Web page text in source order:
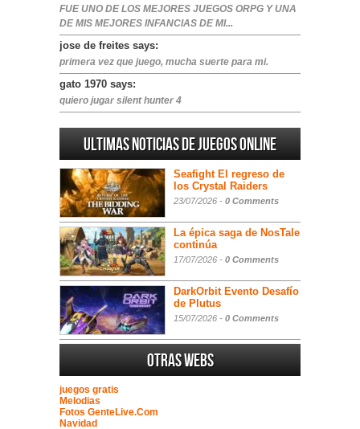
FUE UNO DE LOS MEJORES JUEGOS ORPG Y UNA
DE MIS MEJORES INFANCIAS DE MI...
jose de freites says:
primera vez que juego, mucha suerte para mi.
gato 1970 says:
quiero jugar silent hunter 4
Ultimas noticias de juegos online
Seafight El regreso de
los Crystal Raiders
23/07/2026 - 0 Comments
La épica saga de NosTale
continúa
17/07/2026 - 0 Comments
DarkOrbit Evento Desafío
de Plutus
15/07/2026 - 0 Comments
Otras webs
juegos gratis
Melodias
Fotos GenteLive.Com
Navidad